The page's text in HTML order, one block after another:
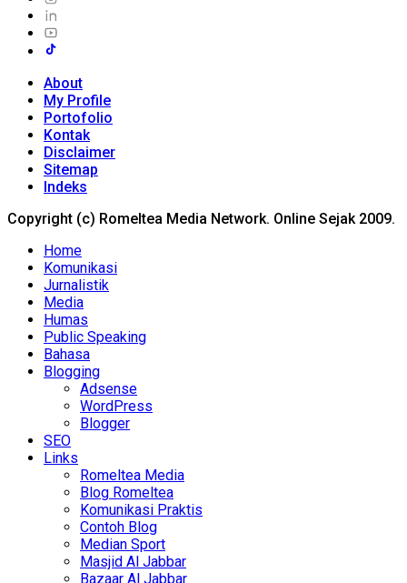
About
My Profile
Portofolio
Kontak
Disclaimer
Sitemap
Indeks
Copyright (c) Romeltea Media Network. Online Sejak 2009.
Home
Komunikasi
Jurnalistik
Media
Humas
Public Speaking
Bahasa
Blogging
Adsense
WordPress
Blogger
SEO
Links
Romeltea Media
Blog Romeltea
Komunikasi Praktis
Contoh Blog
Median Sport
Masjid Al Jabbar
Bazaar Al Jabbar